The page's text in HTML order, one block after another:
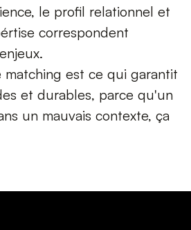
le profil relationnel et
correspondent
est ce qui garantit
et durables, parce qu'un
un mauvais contexte, ça